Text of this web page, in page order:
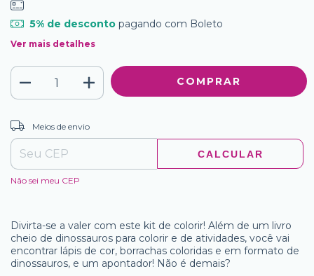
5% de descontopagando com Boleto
Ver mais detalhes
Entregas para o CEP:
Meios de envio
CALCULAR
Não sei meu CEP
Divirta-se a valer com este kit de colorir! Além de um livro
cheio de dinossauros para colorir e de atividades, você vai
encontrar lápis de cor, borrachas coloridas e em formato de
dinossauros, e um apontador! Não é demais?